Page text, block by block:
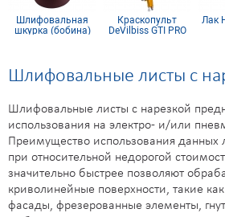
Шлифовальная
шкурка (бобина)
Краскопульт
DeVilbiss GTI PRO
Лак
Шлифовальные листы с
Шлифовальные листы с нарезкой
использования на электро- и/или
Преимущество использования данных
при относительной недорогой
значительно быстрее позволяют
криволинейные поверхности, такие
фасады, фрезерованные элементы,